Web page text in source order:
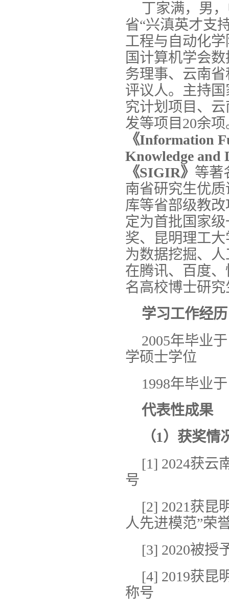
丁家满，男
省“兴滇英才支
工程与自动化
国计算机学会
务理事、云南
评议人。主持
究计划项目、
发等项目20余
《Information
Knowledge and
《SIGIR》 等著
南省研究生优
库等省部级教
定为首批国家
奖、昆明理工
为数据挖掘、
在腾讯、百度
名高校博士研究
学习工作经历
2005年毕业
学硕士学位
1998年毕业
代表性成果
（1） 获奖情
[1] 2024获云
号
[2] 2021获昆
人先进模范”荣
[3] 2020被授
[4] 2019获昆
称号